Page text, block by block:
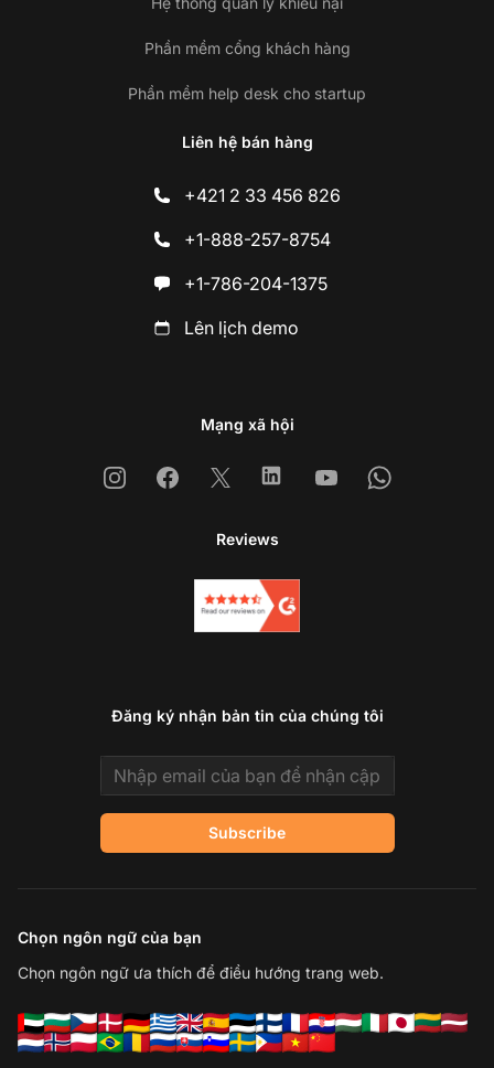
Phần mềm cổng khách hàng
Phần mềm help desk cho startup
Liên hệ bán hàng
+421 2 33 456 826
+1-888-257-8754
+1-786-204-1375
Lên lịch demo
Mạng xã hội
InstagramFacebook
X LinkedinYoutubeWhatsapp
Reviews
Đăng ký nhận bản tin của chúng tôi
Email address
Subscribe
Chọn ngôn ngữ của bạn
Chọn ngôn ngữ ưa thích để điều hướng trang web.